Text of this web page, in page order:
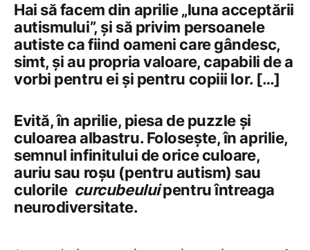
Hai să facem din aprilie „luna acceptării
autismului”, și să privim persoanele
autiste ca fiind oameni care gândesc,
simt, și au propria valoare, capabili de a
vorbi pentru ei și pentru copiii lor. […]
Evită, în aprilie, piesa de puzzle și
culoarea albastru. Folosește, în aprilie,
semnul infinitului de orice culoare,
auriu sau roșu (pentru autism) sau
culorile curcubeuluipentru întreaga
neurodiversitate.